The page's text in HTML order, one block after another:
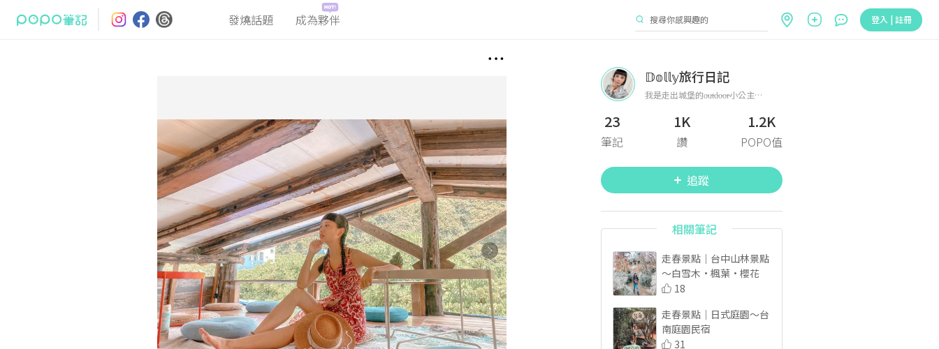
發燒話題 成為夥伴 登入 | 註冊
𝔻𝕠𝕝𝕝𝕪旅行日記
我是走出城堡的o̴u̴t̴d̴o̴o̴r̴小公主👸🏻 喜歡旅行🛩🗺 喜歡爬山、溯溪、水上活動🏔🏕🌊 喜歡拍照📷🌁🌃🌄 喜歡交朋友👧🏻👦🏽👩🏼👶🏾 我會在這裡分享我的生活🌏 歡迎追蹤我喔☀️ —————— 𝙸𝚗𝚜𝚝𝚊𝚐𝚛𝚊𝚖 ：𝚍𝚘𝚕𝚕𝚢_𝟷𝟶𝟹𝟷
23
筆記
1K
讚
1.2K
POPO值
追蹤
相關筆記
走春景點｜台中山林景點
～白雪木·楓葉·櫻花
18
走春景點｜日式庭園～台
南庭園民宿
31